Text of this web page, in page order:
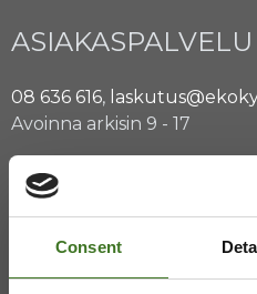
Consent
ASIAKASPALVELU
08 636 616,
Avoinna arkisin 9 - 17
Majasaaren
044 710 0425,